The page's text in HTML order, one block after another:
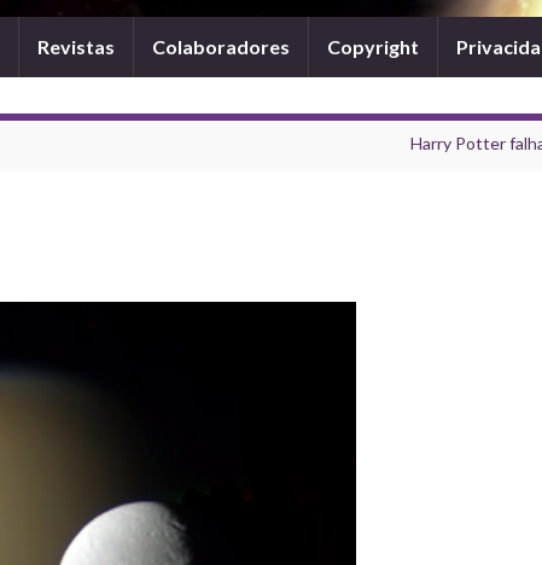
Revistas Colaboradores Copyright
Harry Potter